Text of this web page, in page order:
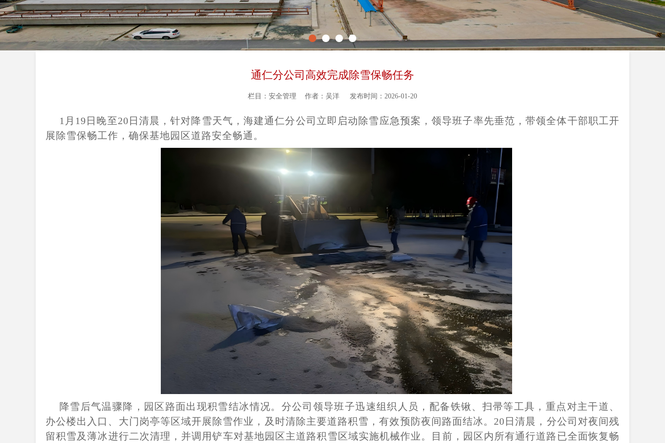
通仁分公司高效完成除雪保畅任务
栏目：安全管理 作者：吴洋 发布时间：2026-01-20
1月19日晚至20日清晨，针对降雪天气，海建通仁分公司立即启动除雪应急预案，领导班子率先垂范，带领全体干部职工开
展除雪保畅工作，确保基地园区道路安全畅通。
降雪后气温骤降，园区路面出现积雪结冰情况。分公司领导班子迅速组织人员，配备铁锹、扫帚等工具，重点对主干道、
办公楼出入口、大门岗亭等区域开展除雪作业，及时清除主要道路积雪，有效预防夜间路面结冰。20日清晨，分公司对夜间残
留积雪及薄冰进行二次清理，并调用铲车对基地园区主道路积雪区域实施机械作业。目前，园区内所有通行道路已全面恢复畅